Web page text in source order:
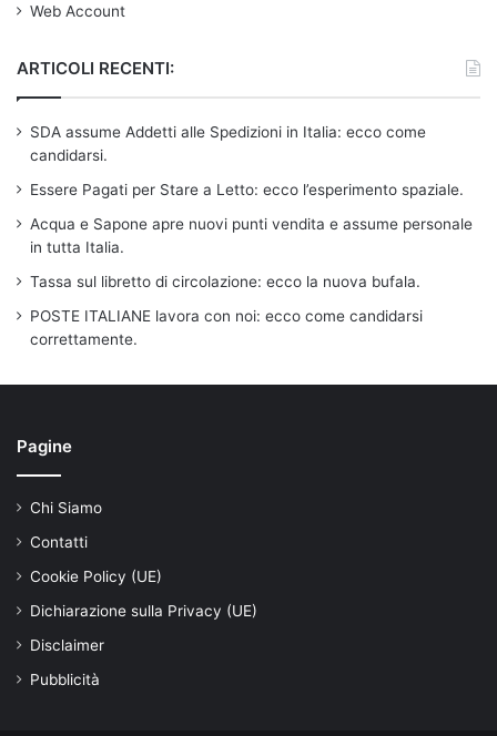
Web Account
ARTICOLI RECENTI:
SDA assume Addetti alle Spedizioni in Italia: ecco come
candidarsi.
Essere Pagati per Stare a Letto: ecco l’esperimento spaziale.
Acqua e Sapone apre nuovi punti vendita e assume personale
in tutta Italia.
Tassa sul libretto di circolazione: ecco la nuova bufala.
POSTE ITALIANE lavora con noi: ecco come candidarsi
correttamente.
Pagine
Chi Siamo
Contatti
Cookie Policy (UE)
Dichiarazione sulla Privacy (UE)
Disclaimer
Pubblicità